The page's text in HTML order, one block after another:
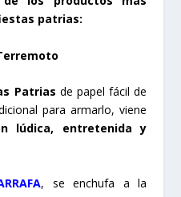
patrias:
Patrias de papel fácil de
para armarlo, viene
lúdica, entretenida y
, se enchufa a la